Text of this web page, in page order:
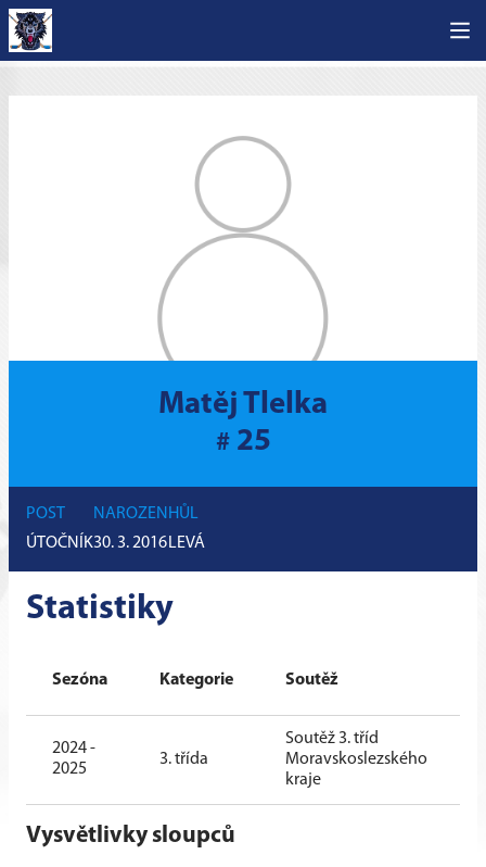
Matěj Tlelka
# 25
POST
ÚTOČNÍK
NAROZEN
30. 3. 2016
HŮL
LEVÁ
Statistiky
Sezóna Kategorie Soutěž
2024 -
2025
3. třída
Soutěž 3. tříd
Moravskoslezského
kraje
Vysvětlivky sloupců